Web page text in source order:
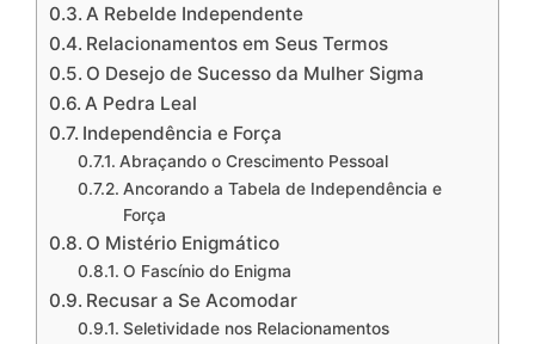
A Rebelde Independente
Relacionamentos em Seus Termos
O Desejo de Sucesso da Mulher Sigma
A Pedra Leal
Independência e Força
Abraçando o Crescimento Pessoal
Ancorando a Tabela de Independência e
Força
O Mistério Enigmático
O Fascínio do Enigma
Recusar a Se Acomodar
Seletividade nos Relacionamentos